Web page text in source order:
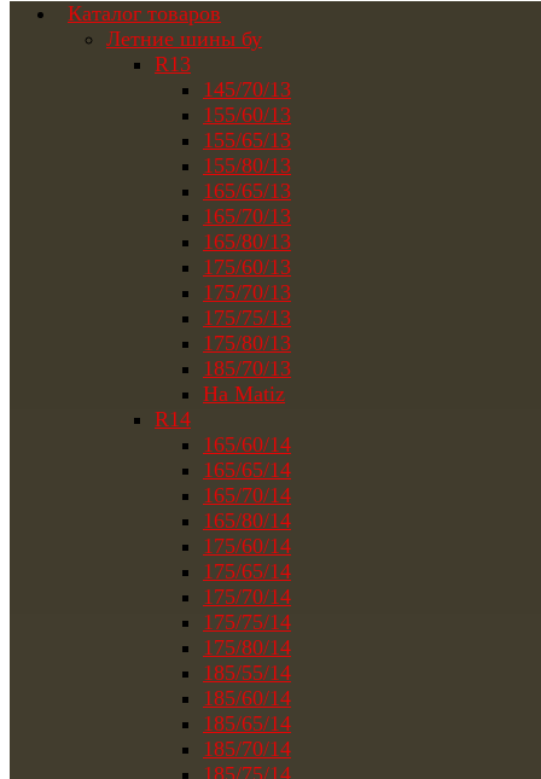
Каталог товаров
Летние шины бу
R13
145/70/13
155/60/13
155/65/13
155/80/13
165/65/13
165/70/13
165/80/13
175/60/13
175/70/13
175/75/13
175/80/13
185/70/13
На Matiz
R14
165/60/14
165/65/14
165/70/14
165/80/14
175/60/14
175/65/14
175/70/14
175/75/14
175/80/14
185/55/14
185/60/14
185/65/14
185/70/14
185/75/14